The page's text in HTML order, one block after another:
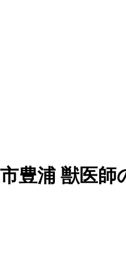
豊浦 獣医師